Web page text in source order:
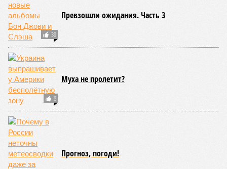
Экс-президент
Финляндии
отказался признать
Европы
ПОСЛЕДНИЕ НОВОСТИ
13:19
Раскрыт источник энергии на Кубе в условиях
энергокризиса
13:18
Дважды оправданного по делу об убийстве
россиянина будут судить в третий раз